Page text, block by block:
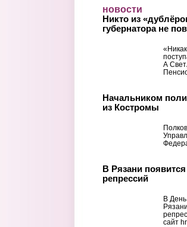
новости
Никто из
губернатора не
А
Начальником
из Костромы
В Рязани
репрессий
В
сайт